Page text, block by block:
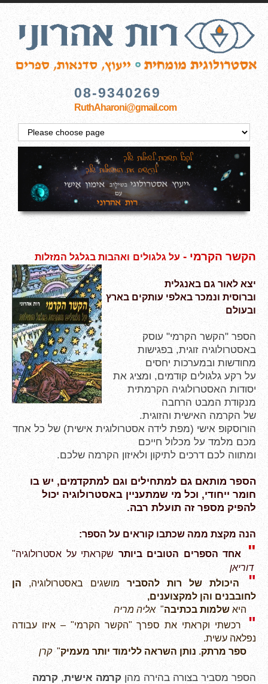
08-9340269
RuthAharoni@gmail.com
הקשר הקרמי - על גלגולים ואהבות בגלגל המזלות
יצא לאור גם באנגלית
וברוסית ונמכר באלפי עותקים בארץ
ובעולם
הספר "הקשר הקרמי" עוסק
באסטרולוגיה זוגית, בפגישות
מחודשות ובמערכות יחסים
על רקע גלגולים קודמים, ומציג את
יסודות האסטרולוגיה הקרמתית
מנקודת המבט הרחבה
של הקרמה האישית והזוגית.
הורוסקופ אישי (מפת לידה אסטרולוגית אישית) של כל אחד
מכם מלמד על מכלול חייכם
ומתווה לכם דרכים לתיקון ולאיזון הקרמה שלכם.
הספר מותאם גם למתחילים וגם למתקדמים, יש בו
חומר ייחודי, וכל מי שמתעניין באסטרולוגיה יכול
להפיק מספר זה תועלת רבה.
הנה מקצת ממה שכתבו קוראים על הספר:
" אחד הספרים הטובים ביותר שקראתי על אסטרולוגיה"
דוריאן
" היכולת של רות להסביר מושגים באסטרולוגיה, הן
לחובבנים והן למקצוענים,
היא שלמות בכתיבה" אליה מריה
"
נפלאה עשית.
ספר מרתק. נותן השראה ללימוד יותר מעמיק" קרן
הספר מסביר בצורה בהירה מהן קרמה אישית, קרמה